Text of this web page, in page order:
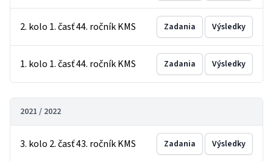
2. kolo 1. časť 44. ročník KMS Zadania Výsledky
1. kolo 1. časť 44. ročník KMS Zadania Výsledky
2021 / 2022
3. kolo 2. časť 43. ročník KMS Zadania Výsledky